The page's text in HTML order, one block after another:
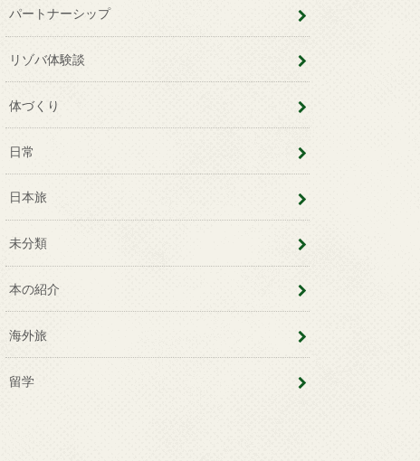
パートナーシップ
リゾバ体験談
体づくり
日常
日本旅
未分類
本の紹介
海外旅
留学